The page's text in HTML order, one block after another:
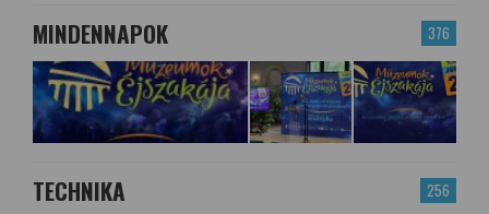
376
MINDENNAPOK
256
TECHNIKA